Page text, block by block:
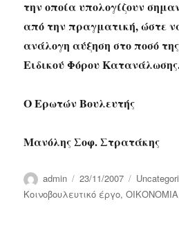
την οποία υπολογίζουν
από την πραγματική, ώστε
ανάλογη αύξηση στο ποσό
Ειδικού Φόρου
Ο Ερωτών Βουλευτής
Μανόλης Σοφ. Στρατάκης
Author
admin
Posted
on
23/11/2007 Categories
Κοινοβουλευτικό έργο,ΟΙΚΟΝΟΜΙΑ